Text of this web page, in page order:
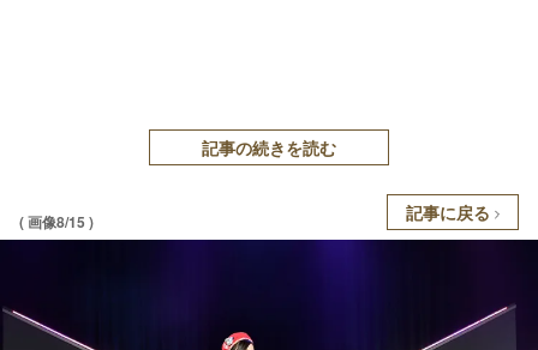
記事の続きを読む
( 画像8/15 ) 記事に戻る